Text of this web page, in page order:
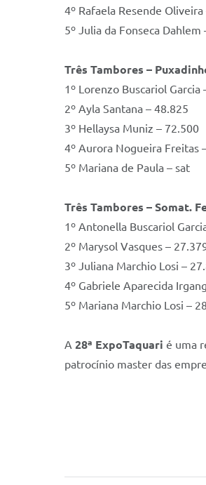
4º Rafaela Resende Oliveira
5º Julia da Fonseca Dahlem
Três Tambores –
1º Lorenzo Buscariol Garcia
2º Ayla Santana – 48.825
3º Hellaysa Muniz – 72.500
4º Aurora Nogueira Freitas
5º Mariana de Paula – sat
Três Tambores – Somat.
1º Antonella Buscariol
2º Marysol Vasques –
3º Juliana Marchio Losi –
4º Gabriele Aparecida
5º Mariana Marchio Losi –
A28ª ExpoTaquari é uma
patrocínio master das